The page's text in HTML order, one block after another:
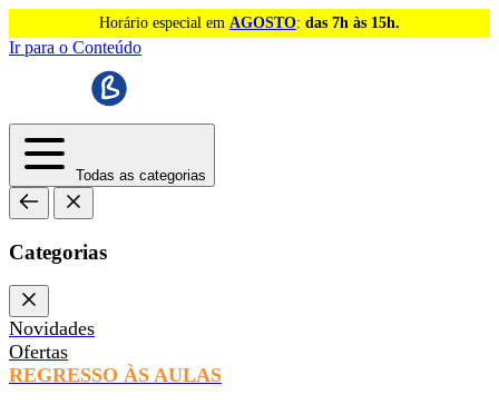
Horário especial em AGOSTO: das 7h às 15h.
Ir para o Conteúdo
Todas as categorias
Categorias
Novidades
Ofertas
REGRESSO ÀS AULAS